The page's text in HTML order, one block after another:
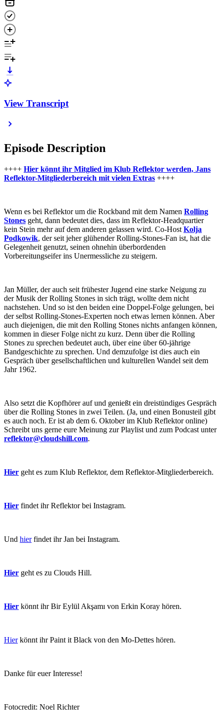
View Transcript
Episode Description
++++ Hier könnt ihr Mitglied im Klub Reflektor werden, Jans
Reflektor-Mitgliederbereich mit vielen Extras ++++
Wenn es bei Reflektor um die Rockband mit dem Namen Rolling
Stones geht, dann bedeutet dies, dass im Reflektor-Headquartier
kein Stein mehr auf dem anderen gelassen wird. Co-Host Kolja
Podkowik, der seit jeher glühender Rolling-Stones-Fan ist, hat die
Gelegenheit genutzt, seinen ohnehin überbordenden
Vorbereitungseifer ins Unermessliche zu steigern.
Jan Müller, der auch seit frühester Jugend eine starke Neigung zu
der Musik der Rolling Stones in sich trägt, wollte dem nicht
nachstehen. Und so ist den beiden eine Doppel-Folge gelungen, bei
der selbst Rolling-Stones-Experten noch etwas lernen können. Aber
auch diejenigen, die mit den Rolling Stones nichts anfangen können,
kommen in dieser Folge nicht zu kurz. Denn über die Rolling
Stones zu sprechen bedeutet auch, über eine über 60-jährige
Bandgeschichte zu sprechen. Und demzufolge ist dies auch ein
Gespräch über gesellschaftlichen und kulturellen Wandel seit dem
Jahr 1962.
Also setzt die Kopfhörer auf und genießt ein dreistündiges Gespräch
über die Rolling Stones in zwei Teilen. (Ja, und einen Bonusteil gibt
es auch noch. Er ist ab dem 6. Oktober im Klub Reflektor online)
Schreibt uns gerne eure Meinung zur Playlist und zum Podcast unter
reflektor@cloudshill.com.
Hier geht es zum Klub Reflektor, dem Reflektor-Mitgliederbereich.
Hier findet ihr Reflektor bei Instagram.
Und hierfindet ihr Jan bei Instagram.
Hier geht es zu Clouds Hill.
Hier könnt ihr Bir Eylül Akşamı von Erkin Koray hören.
Hierkönnt ihr Paint it Black von den Mo-Dettes hören.
Danke für euer Interesse!
Fotocredit: Noel Richter